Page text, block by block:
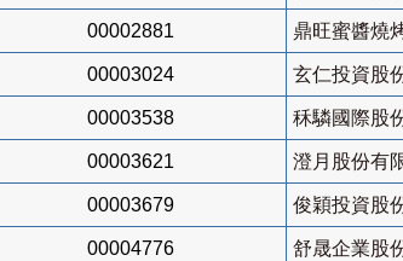
00002881 鼎旺蜜醬燒
00003024 玄仁投資股
00003538 秝驎國際股
00003621 澄月股份有
00003679 俊穎投資股
00004776 舒晟企業股